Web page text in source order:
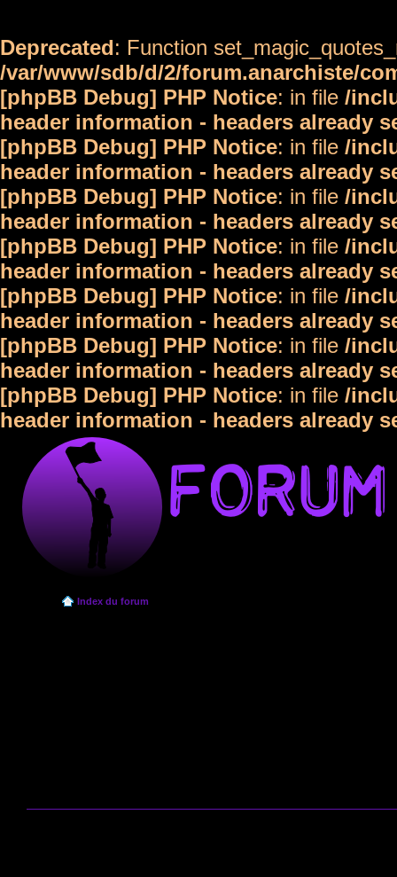
Deprecated: Function
/var/www/sdb/d/2/forum.anarchiste/
[phpBB Debug] PHP Notice: in file /
header information - headers already
[phpBB Debug] PHP Notice: in file /
header information - headers already
[phpBB Debug] PHP Notice: in file /
header information - headers already
[phpBB Debug] PHP Notice: in file /
header information - headers already
[phpBB Debug] PHP Notice: in file /
header information - headers already
[phpBB Debug] PHP Notice: in file /
header information - headers already
[phpBB Debug] PHP Notice: in file /
header information - headers already
Index du forum